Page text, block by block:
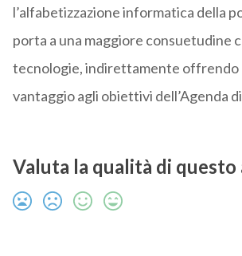
l’alfabetizzazione informatica della
porta a una maggiore consuetudine
tecnologie, indirettamente offrendo
vantaggio agli obiettivi dell’Agenda
Valuta la qualità di